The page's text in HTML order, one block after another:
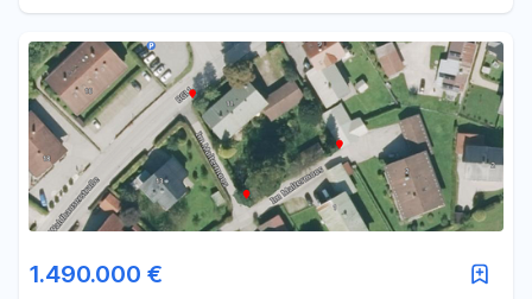
1.490.000 €